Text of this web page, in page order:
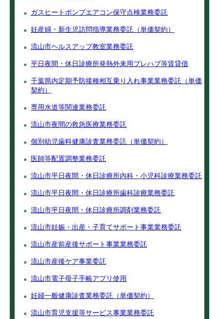
ガスヒートポンプエアコン保守点検業務委託
妊産婦・新生児訪問指導業務委託（単価契約）
流山市ヘルスアップ教室業務委託
平日夜間・休日診療所発熱外来用プレハブ等賃貸借
千葉県内定期予防接種相互乗り入れ事業業務委託（単価
契約）
専用水道等関連業務委託
流山市夜間の救急医療業務委託
個別幼児歯科健康診査業務委託（単価契約）
医師等配置調整業務委託
流山市平日夜間・休日診療所内科・小児科診療業務委託
流山市平日夜間・休日診療所歯科診療業務委託
流山市平日夜間・休日診療所調剤業務委託
流山市妊娠・出産・子育てサポート事業業務委託
流山市産前産後サポート事業業務委託
流山市産後ケア事業委託
流山市電子母子手帳アプリ使用
妊婦一般健康診査業務委託（単価契約）
流山市育児支援等サービス事業業務委託